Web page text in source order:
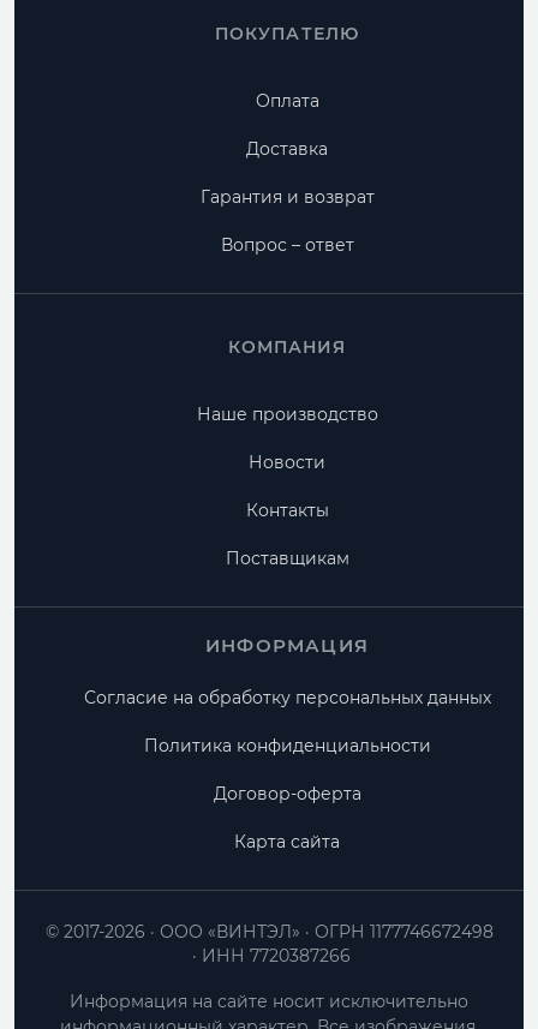
ПОКУПАТЕЛЮ
Оплата
Доставка
Гарантия и возврат
Вопрос – ответ
КОМПАНИЯ
Наше производство
Новости
Контакты
Поставщикам
ИНФОРМАЦИЯ
Согласие на обработку персональных данных
Политика конфиденциальности
Договор-оферта
Карта сайта
ООО «ВИНТЭЛ»
ОГРН 1177746672498
ИНН 7720387266
© 2017-2026
Информация на сайте носит исключительно